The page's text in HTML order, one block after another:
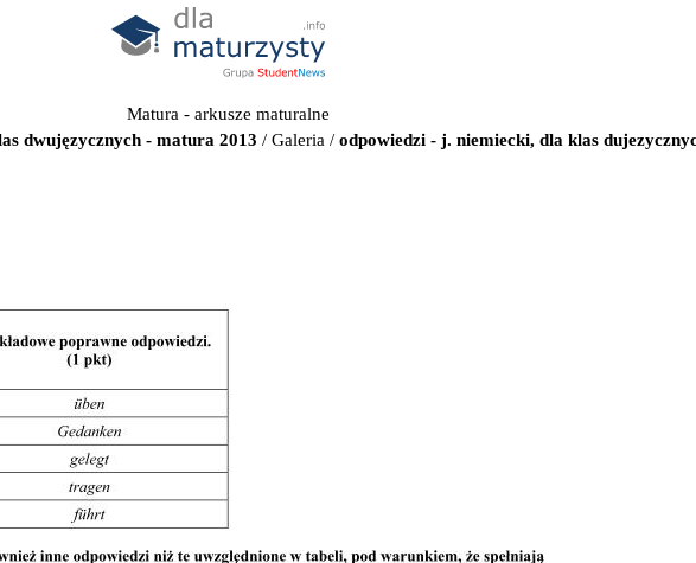
Matura - arkusze maturalne
dwujęzycznych - matura 2013 / Galeria / odpowiedzi - j. niemiecki, dla klas